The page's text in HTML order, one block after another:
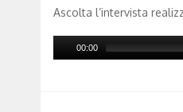
Ascolta l’intervista
00:00